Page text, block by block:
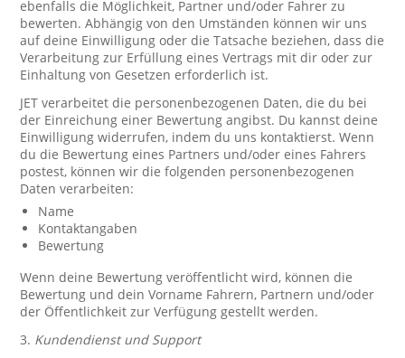
ebenfalls die Möglichkeit, Partner und/oder Fahrer zu
bewerten. Abhängig von den Umständen können wir uns
auf deine Einwilligung oder die Tatsache beziehen, dass die
Verarbeitung zur Erfüllung eines Vertrags mit dir oder zur
Einhaltung von Gesetzen erforderlich ist.
JET verarbeitet die personenbezogenen Daten, die du bei
der Einreichung einer Bewertung angibst. Du kannst deine
Einwilligung widerrufen, indem du uns kontaktierst. Wenn
du die Bewertung eines Partners und/oder eines Fahrers
postest, können wir die folgenden personenbezogenen
Daten verarbeiten:
Name
Kontaktangaben
Bewertung
Wenn deine Bewertung veröffentlicht wird, können die
Bewertung und dein Vorname Fahrern, Partnern und/oder
der Öffentlichkeit zur Verfügung gestellt werden.
3. Kundendienst und Support